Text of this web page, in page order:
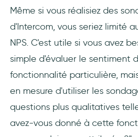
Même si vous réalisiez des
d'Intercom, vous seriez limité
NPS. C'est utile si vous avez
simple d'évaluer le sentiment
fonctionnalité particulière,
en mesure d'utiliser les
questions plus qualitatives
avez-vous donné à cette